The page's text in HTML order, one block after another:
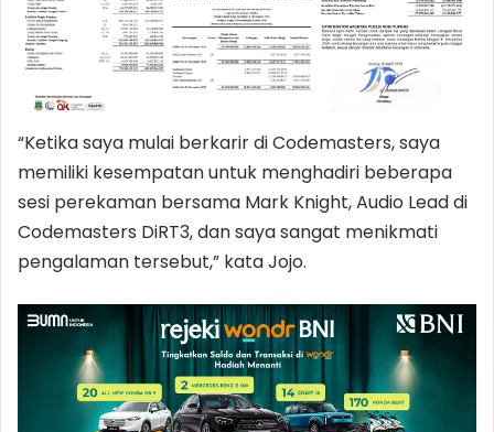
“Ketika saya mulai berkarir di Codemasters, saya
memiliki kesempatan untuk menghadiri beberapa
sesi perekaman bersama Mark Knight, Audio Lead di
Codemasters DiRT3, dan saya sangat menikmati
pengalaman tersebut,” kata Jojo.